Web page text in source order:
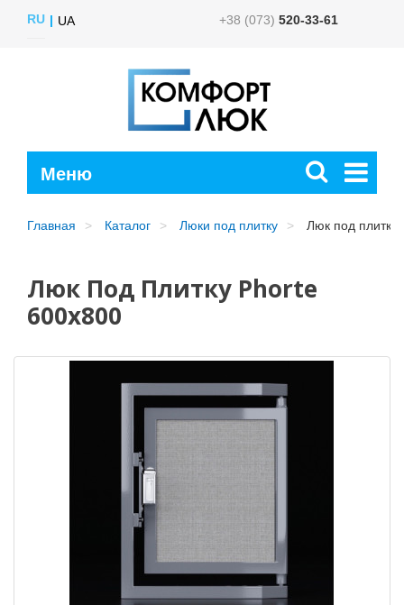
RU UA +38 (073) 520-33-61
Главная Каталог Люки под плитку Люк под плитку
Люк Под Плитку Phorte
600x800